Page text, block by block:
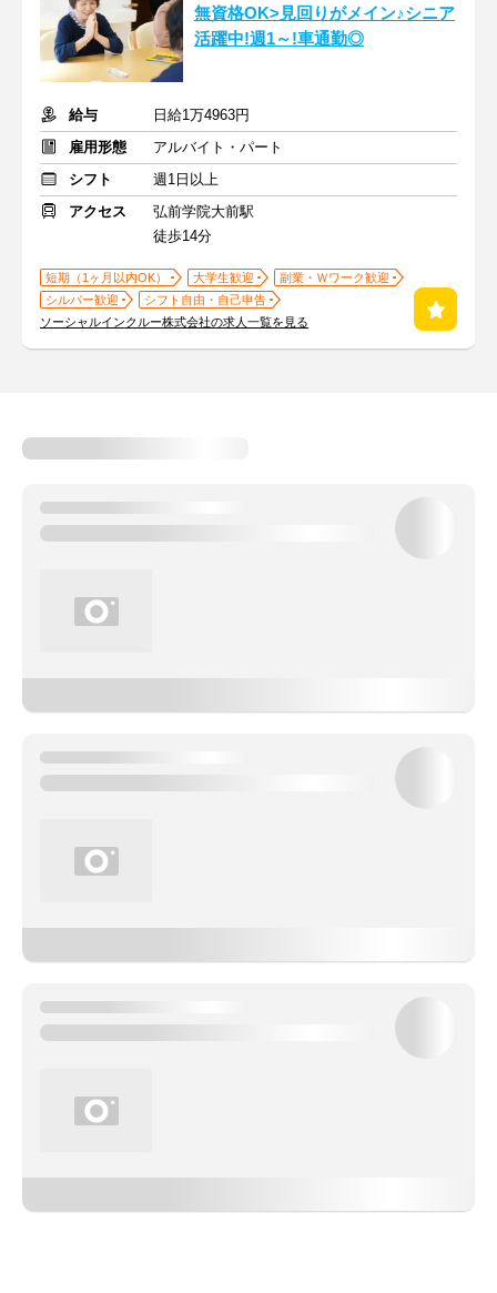
無資格OK>見回りがメイン♪シニア
活躍中!週1～!車通勤◎
給与
日給1万4963円
雇用形態
アルバイト・パート
シフト
週1日以上
アクセス
弘前学院大前駅
徒歩14分
短期（1ヶ月以内OK） 大学生歓迎
副業・Ｗワーク歓迎
シルバー歓迎
シフト自由・自己申告
ソーシャルインクルー株式会社の求人一覧を見る